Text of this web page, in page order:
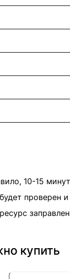
10-15
проверен и
купить